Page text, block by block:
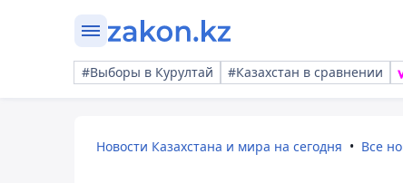
#Выборы в Курултай #Казахстан в сравнении
Новости Казахстана и мира на сегодня Все